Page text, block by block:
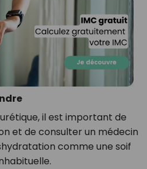
il est important de
et de consulter un médecin
comme une soif